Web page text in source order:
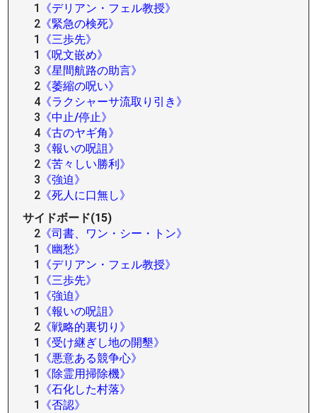
1
《デリアン・フェル教授》
2 《緊急の検死》
1
《三歩先》
1
《呪文嵌め》
3 《星間航路の助言》
2 《萎縮の呪い》
4 《ラクシャーサ流取り引き》
3 《中止/停止》
4 《古のヤギ角》
3 《報いの呪詛》
2 《苦々しい勝利》
3 《強迫》
2 《死人に口無し》
サイドボード(15)
2 《司書、ワン・シー・トン》
1
《幽愁》
1
《デリアン・フェル教授》
1
《三歩先》
1
《強迫》
1
《報いの呪詛》
2 《戦略的裏切り》
1
《受け継ぎし地の開墾》
1
《悪意ある競争心》
1
《除霊用掃除機》
1
《石化した村落》
1
《否認》